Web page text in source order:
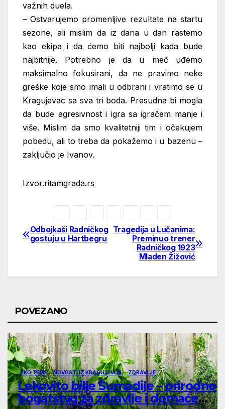
važnih duela.
– Ostvarujemo promenljive rezultate na startu
sezone, ali mislim da iz dana u dan rastemo
kao ekipa i da ćemo biti najbolji kada bude
najbitnije. Potrebno je da u meč uđemo
maksimalno fokusirani, da ne pravimo neke
greške koje smo imali u odbrani i vratimo se u
Kragujevac sa sva tri boda. Presudna bi mogla
da bude agresivnost i igra sa igračem manje i
više. Mislim da smo kvalitetniji tim i očekujem
pobedu, ali to treba da pokažemo i u bazenu –
zaključio je Ivanov.
Izvor.ritamgrada.rs
Post
Tragedija u Lučanima:
Preminuo trener
Radničkog 1923
Mladen Žižović
Odbojkaši Radničkog
gostuju u Hartbegru
POVEZANO
EKO TEME NOVOSTI IZ KRAGUJEVCA ZDRAVLJE
Lekovito bilje Šumadije – prirodno
bogatstvo za zdravlje i domaće